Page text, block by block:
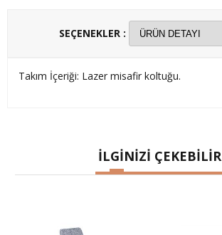
SEÇENEKLER :
Takım İçeriği: Lazer misafir koltuğu.
İLGİNİZİ ÇEKEBİLİR